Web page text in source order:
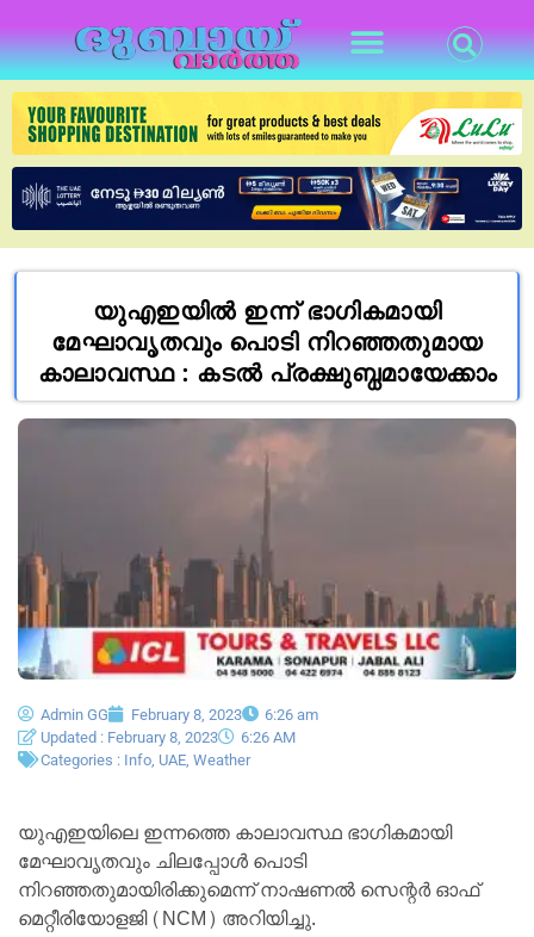
യുഎഇയിൽ ഇന്ന് ഭാഗികമായി
മേഘാവൃതവും പൊടി നിറഞ്ഞതുമായ
കാലാവസ്ഥ : കടൽ പ്രക്ഷുബ്ധമായേക്കാം
Admin GG February 8, 2023
6:26 am
Updated : February 8, 2023
6:26 AM
Categories : Info UAE Weather
യുഎഇയിലെ ഇന്നത്തെ കാലാവസ്ഥ ഭാഗികമായി
മേഘാവൃതവും ചിലപ്പോൾ പൊടി
നിറഞ്ഞതുമായിരിക്കുമെന്ന് നാഷണൽ സെന്റർ ഓഫ്
മെറ്റീരിയോളജി (NCM) അറിയിച്ചു.